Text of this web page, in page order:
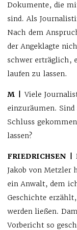
Dokumente, die
sind. Als
Nach dem
der Angeklagte
schwer erträglich,
laufen zu lassen.
M |
Viele
einzuräumen.
Schluss
lassen?
FRIEDRICHSEN |
Jakob von Metzler
ein Anwalt, dem
Geschichte
werden ließen.
Vorbericht so